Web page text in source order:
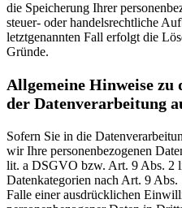
die Speicherung Ihrer
steuer- oder handelsrechtliche
letztgenannten Fall erfolgt die
Gründe.
Allgemeine Hinweise zu
der Datenverarbeitung
Sofern Sie in die
wir Ihre personenbezogenen
lit. a DSGVO bzw. Art. 9 Abs. 2
Datenkategorien nach Art. 9
Falle einer ausdrücklichen